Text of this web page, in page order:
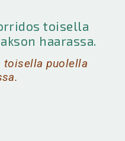
toisella puolella